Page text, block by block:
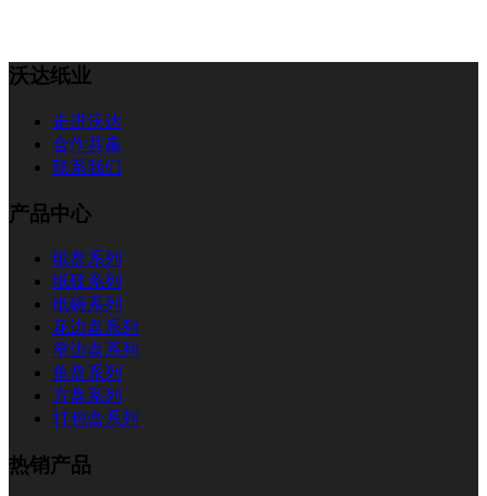
沃达纸业
走进沃达
合作共赢
联系我们
产品中心
纸盘系列
纸碟系列
纸碗系列
花边盘系列
窄边盘系列
鱼盘系列
方盘系列
打包盒系列
热销产品